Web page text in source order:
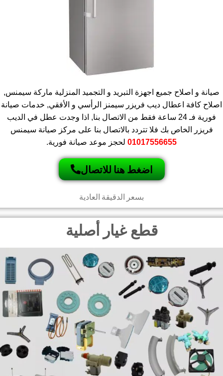
صيانة و اصلاح جميع اجهزة التبريد و التجميد المنزلية ماركة سيمنس,
اصلاح كافة اعطال ديب فريزر سيمنز الرأسي و الأفقي, خدمات صيانة
فورية فـ 24 ساعة فقط من الاتصال بنا, اذا وجدت عطل في الديب
فريزر الخاص بك فلا تتردد بالاتصال بنا على مركز صيانة سيمنس
01017556655 لحجز موعد صيانة فورية.
اضغط هنا للاتصال
بسعر الدقيقة العادية
قطع غيار أصلية